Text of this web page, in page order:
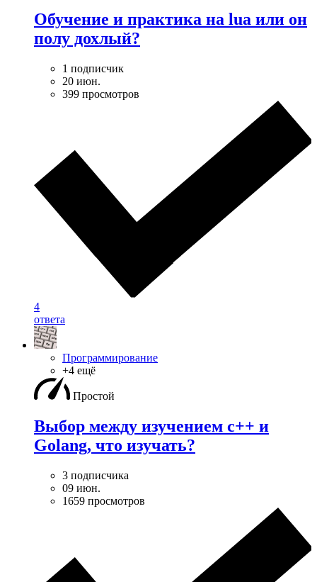
Обучение и практика на lua или он
полу дохлый?
1 подписчик
20 июн.
399 просмотров
4
ответа
Программирование
+4 ещё
Простой
Выбор между изучением c++ и
Golang, что изучать?
3 подписчика
09 июн.
1659 просмотров